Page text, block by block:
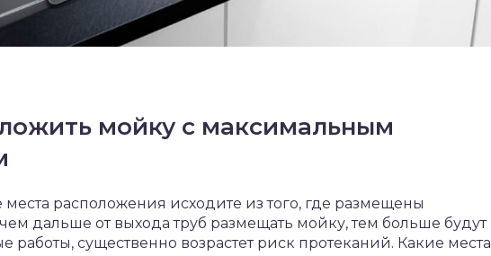
мойку с максимальным
расположения исходите из того, где размещены
дальше от выхода труб размещать мойку, тем больше будут
работы, существенно возрастет риск протеканий. Какие места